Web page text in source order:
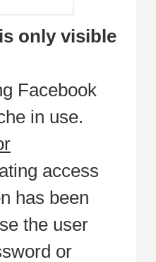
only visible
Facebook
in use.
access
has been
the user
or